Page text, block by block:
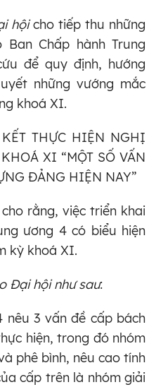
hội cho tiếp thu những
Chấp hành Trung
để quy định, hướng
những vướng mắc
khoá XI.
THỰC HIỆN NGHỊ
XI “MỘT SỐ VẤN
ĐẢNG HIỆN NAY”
rằng, việc triển khai
ương 4 có biểu hiện
kỳ khoá XI.
Đại hội như sau:
nêu 3 vấn đề cấp bách
hiện, trong đó nhóm
phê bình, nêu cao tính
cấp trên là nhóm giải